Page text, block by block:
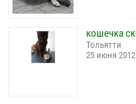
кошечка
Тольятти
25 июня 2012